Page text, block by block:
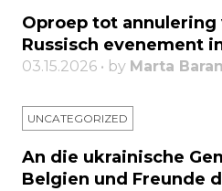
Oproep tot annulering
Russisch evenement
03.15.2026 • by Marta
UNCATEGORIZED
An die ukrainische
Belgien und Freunde